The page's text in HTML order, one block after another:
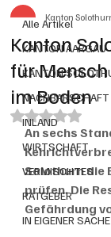
Alle Artikel
KANTON AARGAU
KANTON
NACHBARSCHAFT
INLAND
WIRTSCHAFT
VERMISCHTES
RATGEBER
IN EIGENER SACHE
Kanton
für
im Boden
Kanton
Mit NaN von
An sechs
Solothurn die
prüfen. Die
Gefährdung